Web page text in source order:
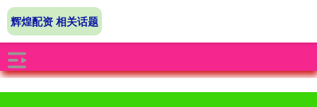
辉煌配资 相关话题